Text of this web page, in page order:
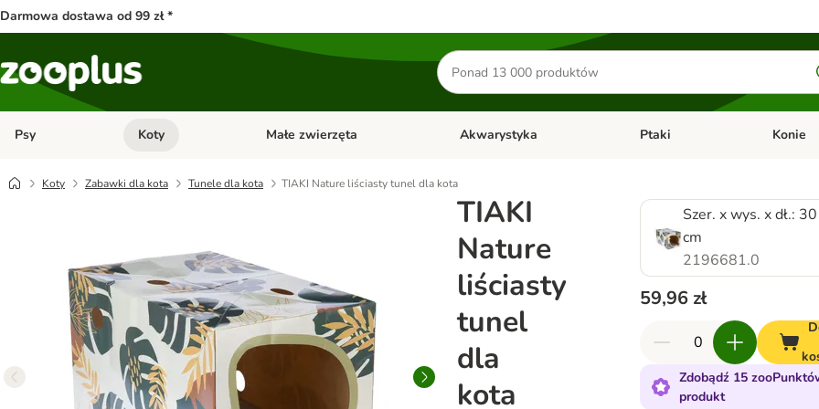
Darmowa dostawa od 99 zł *
Szukaj
produktów
Psy Otwórz menu kategorii: Psy
Koty Otwórz menu kategorii: Koty
Małe zwierzęta Otwórz menu kategorii: Małe zwierzęta
Akwarystyka Otwórz menu kategorii:
Ptaki Otwórz
Konie
Koty Zabawki dla kota Tunele dla kota TIAKI Nature liściasty tunel dla kota
TIAKI
Nature
liściasty
tunel
dla
kota
Szer. x wys. x dł.:
cm
2196681.0
59,96 zł
Zdobądź 15
produkt